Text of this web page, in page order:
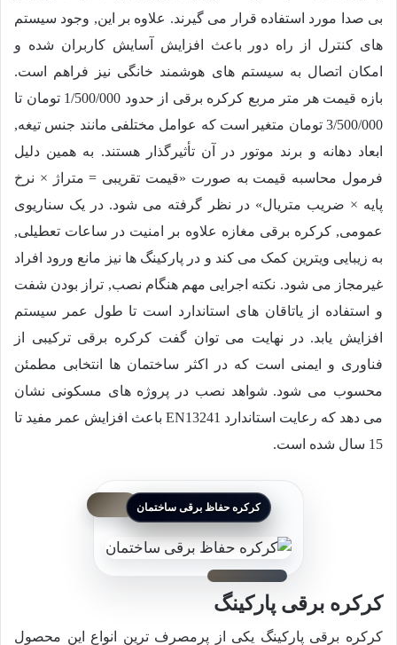
بی صدا مورد استفاده قرار می گیرند. علاوه بر این, وجود سیستم
های کنترل از راه دور باعث افزایش آسایش کاربران شده و
امکان اتصال به سیستم های هوشمند خانگی نیز فراهم است.
بازه قیمت هر متر مربع کرکره برقی از حدود 1/500/000 تومان تا
3/500/000 تومان متغیر است که عوامل مختلفی مانند جنس تیغه,
ابعاد دهانه و برند موتور در آن تأثیرگذار هستند. به همین دلیل
فرمول محاسبه قیمت به صورت «قیمت تقریبی = متراژ × نرخ
پایه × ضریب متریال» در نظر گرفته می شود. در یک سناریوی
عمومی, کرکره برقی مغازه علاوه بر امنیت در ساعات تعطیلی,
به زیبایی ویترین کمک می کند و در پارکینگ ها نیز مانع ورود افراد
غیرمجاز می شود. نکته اجرایی مهم هنگام نصب, تراز بودن شفت
و استفاده از یاتاقان های استاندارد است تا طول عمر سیستم
افزایش یابد. در نهایت می توان گفت کرکره برقی ترکیبی از
فناوری و ایمنی است که در اکثر ساختمان ها انتخابی مطمئن
محسوب می شود. شواهد نصب در پروژه های مسکونی نشان
می دهد که رعایت استاندارد EN13241 باعث افزایش عمر مفید تا
15 سال شده است.
کرکره حفاظ برقی ساختمان
کرکره برقی پارکینگ
کرکره برقی پارکینگ یکی از پرمصرف ترین انواع این محصول